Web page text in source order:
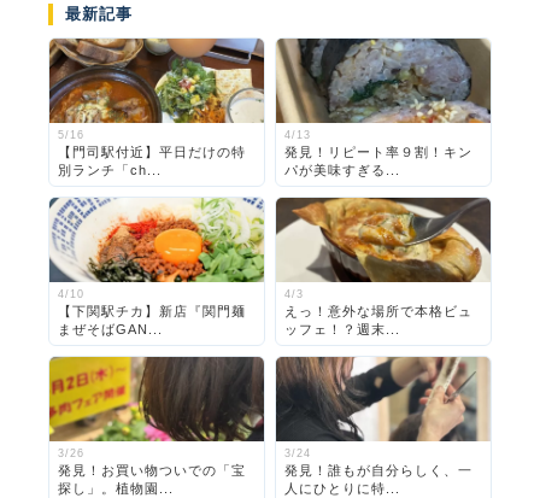
最新記事
5/16
【門司駅付近】平日だけの特
別ランチ「ch...
4/13
発見！リピート率９割！キン
パが美味すぎる...
4/10
【下関駅チカ】新店『関門麺
まぜそばGAN...
4/3
えっ！意外な場所で本格ビュ
ッフェ！？週末...
3/26
発見！お買い物ついでの「宝
探し」。植物園...
3/24
発見！誰もが自分らしく、一
人にひとりに特...